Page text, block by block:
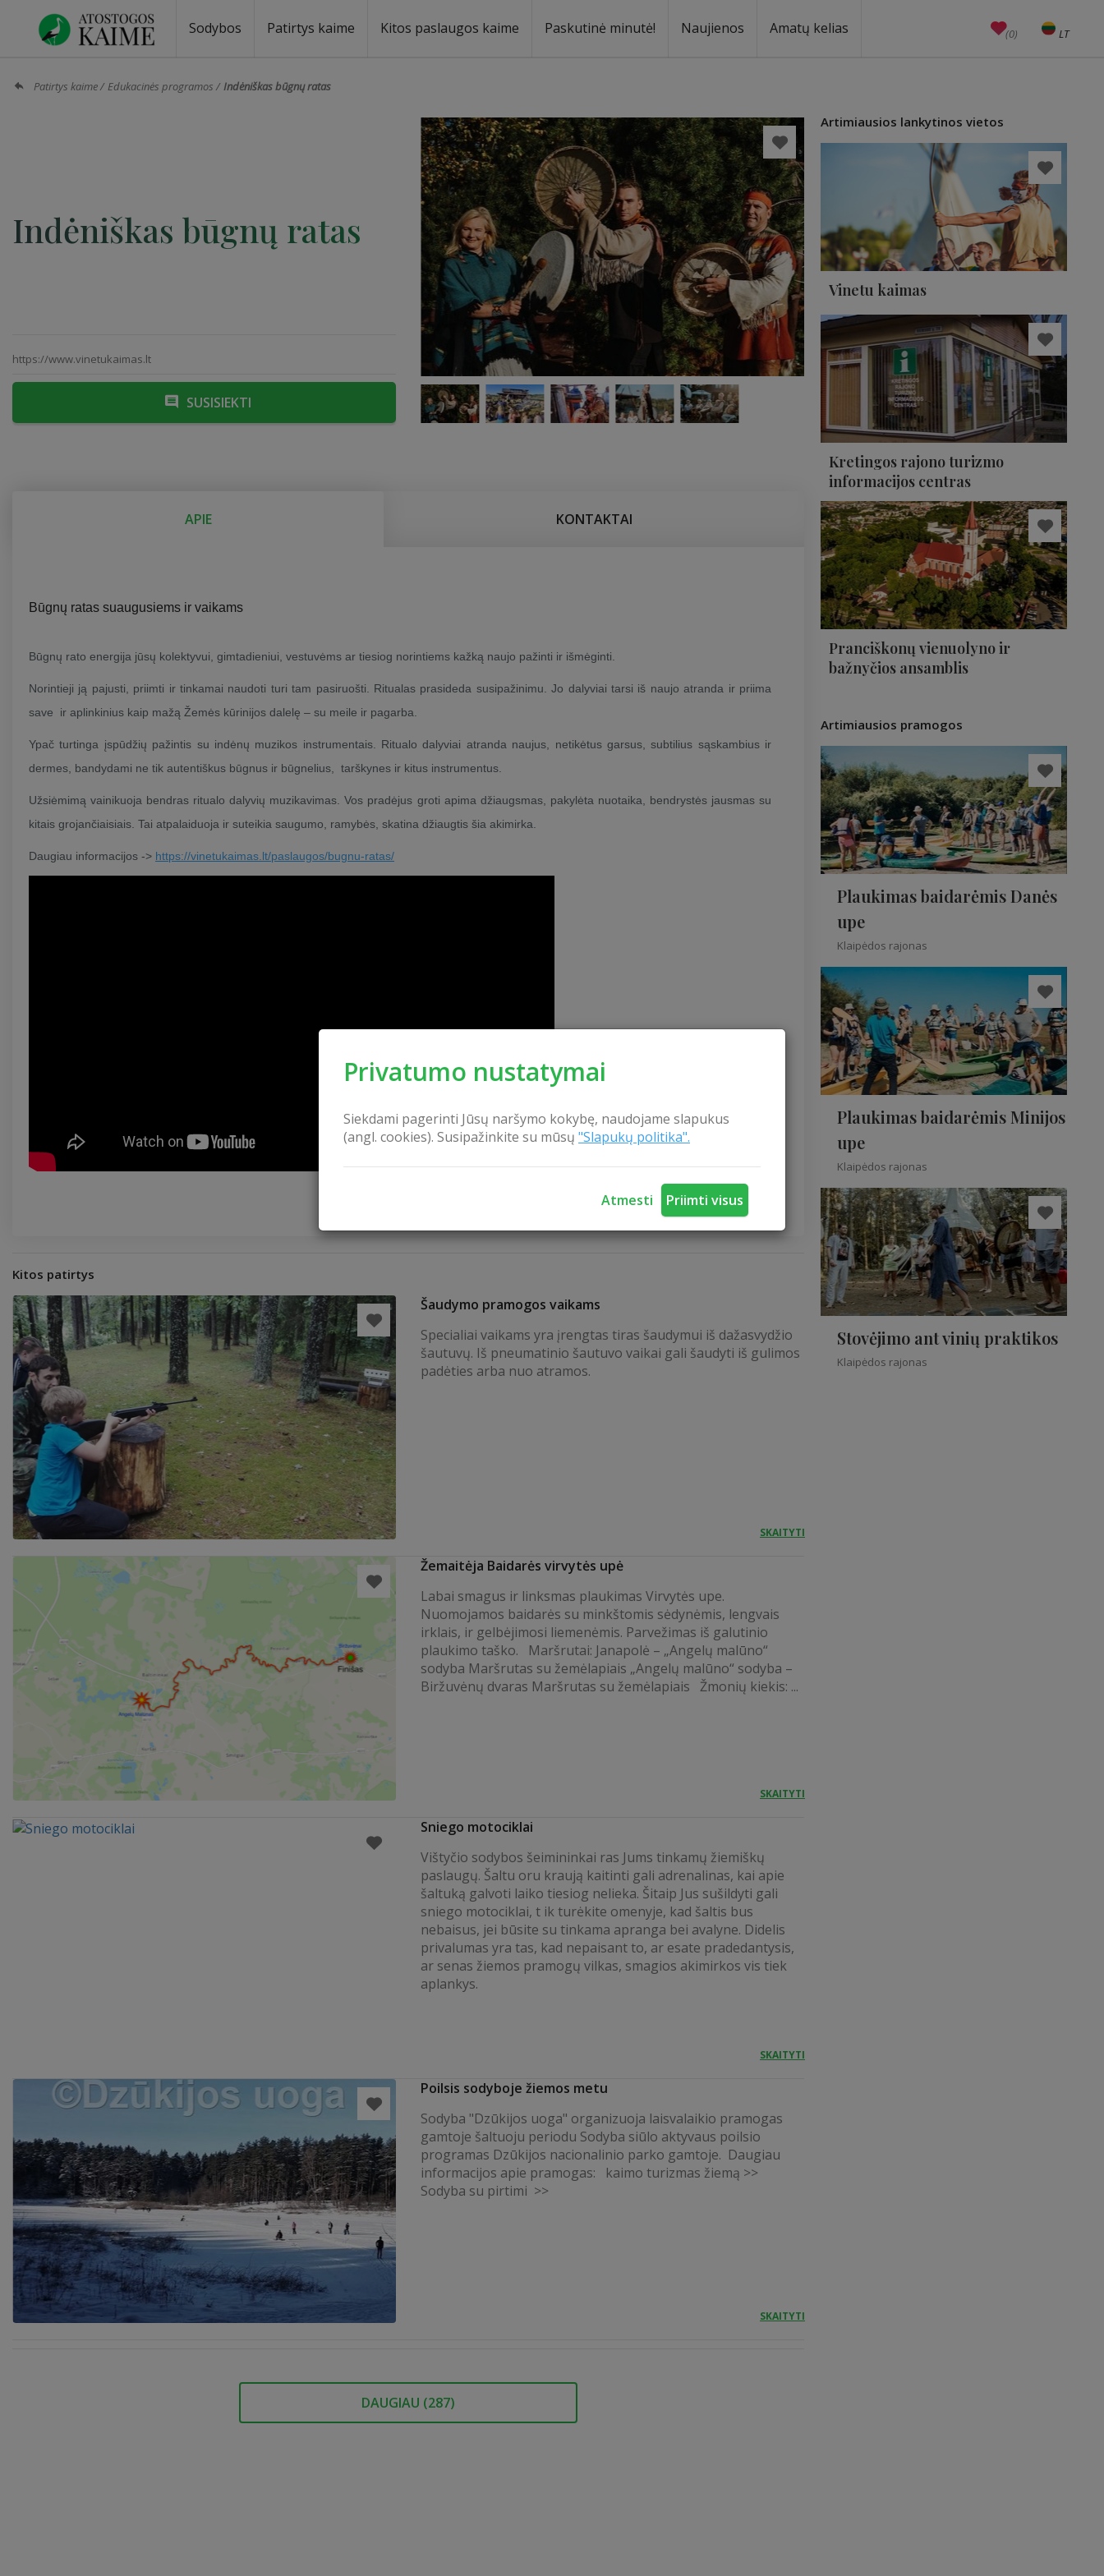
Privatumo nustatymai
Siekdami pagerinti Jūsų naršymo kokybę, naudojame slapukus
(angl. cookies). Susipažinkite su mūsų "Slapukų politika".
Atmesti Priimti visus
Sodybos Patirtys kaime Kitos paslaugos kaime Paskutinė minutė! Naujienos Amatų kelias (0) LT
EN
Patirtys kaime Edukacinės programos Indėniškas būgnų ratas
Indėniškas būgnų ratas
https://www.vinetukaimas.lt
SUSISIEKTI
APIE KONTAKTAI
Būgnų ratas suaugusiems ir vaikams
Būgnų rato energija jūsų kolektyvui, gimtadieniui, vestuvėms ar tiesiog norintiems kažką naujo pažinti ir išmėginti.
Norintieji ją pajusti, priimti ir tinkamai naudoti turi tam pasiruošti. Ritualas prasideda susipažinimu. Jo dalyviai tarsi iš naujo atranda ir priima
save ir aplinkinius kaip mažą Žemės kūrinijos dalelę – su meile ir pagarba.
Ypač turtinga įspūdžių pažintis su indėnų muzikos instrumentais. Ritualo dalyviai atranda naujus, netikėtus garsus, subtilius sąskambius ir
dermes, bandydami ne tik autentiškus būgnus ir būgnelius, tarškynes ir kitus instrumentus.
Užsiėmimą vainikuoja bendras ritualo dalyvių muzikavimas. Vos pradėjus groti apima džiaugsmas, pakylėta nuotaika, bendrystės jausmas su
kitais grojančiaisiais. Tai atpalaiduoja ir suteikia saugumo, ramybės, skatina džiaugtis šia akimirka.
Daugiau informacijos -> https://vinetukaimas.lt/paslaugos/bugnu-ratas/
Kitos patirtys
Šaudymo pramogos vaikams
Specialiai vaikams yra įrengtas tiras šaudymui iš dažasvydžio
šautuvų. Iš pneumatinio šautuvo vaikai gali šaudyti iš gulimos
padėties arba nuo atramos.
SKAITYTI
Žemaitėja Baidarės virvytės upė
Labai smagus ir linksmas plaukimas Virvytės upe.
Nuomojamos baidarės su minkštomis sėdynėmis, lengvais
irklais, ir gelbėjimosi liemenėmis. Parvežimas iš galutinio
plaukimo taško. Maršrutai: Janapolė – „Angelų malūno“
sodyba Maršrutas su žemėlapiais „Angelų malūno“ sodyba –
Biržuvėnų dvaras Maršrutas su žemėlapiais Žmonių kiekis: ...
SKAITYTI
Sniego motociklai
Vištyčio sodybos šeimininkai ras Jums tinkamų žiemiškų
paslaugų. Šaltu oru kraują kaitinti gali adrenalinas, kai apie
šaltuką galvoti laiko tiesiog nelieka. Šitaip Jus sušildyti gali
sniego motociklai, t ik turėkite omenyje, kad šaltis bus
nebaisus, jei būsite su tinkama apranga bei avalyne. Didelis
privalumas yra tas, kad nepaisant to, ar esate pradedantysis,
ar senas žiemos pramogų vilkas, smagios akimirkos vis tiek
aplankys.
SKAITYTI
Poilsis sodyboje žiemos metu
Sodyba "Dzūkijos uoga" organizuoja laisvalaikio pramogas
gamtoje šaltuoju periodu Sodyba siūlo aktyvaus poilsio
programas Dzūkijos nacionalinio parko gamtoje. Daugiau
informacijos apie pramogas: kaimo turizmas žiemą >>
Sodyba su pirtimi >>
SKAITYTI
DAUGIAU (287)
Artimiausios lankytinos vietos
Vinetu kaimas
Kretingos rajono turizmo
informacijos centras
Pranciškonų vienuolyno ir
bažnyčios ansamblis
Artimiausios pramogos
Plaukimas baidarėmis Danės
upe
Klaipėdos rajonas
Plaukimas baidarėmis Minijos
upe
Klaipėdos rajonas
Stovėjimo ant vinių praktikos
Klaipėdos rajonas